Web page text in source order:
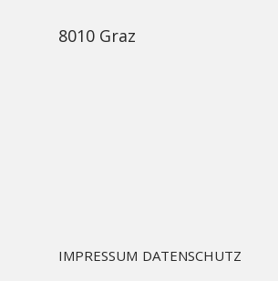
8010 Graz
IMPRESSUM DATENSCHUTZ